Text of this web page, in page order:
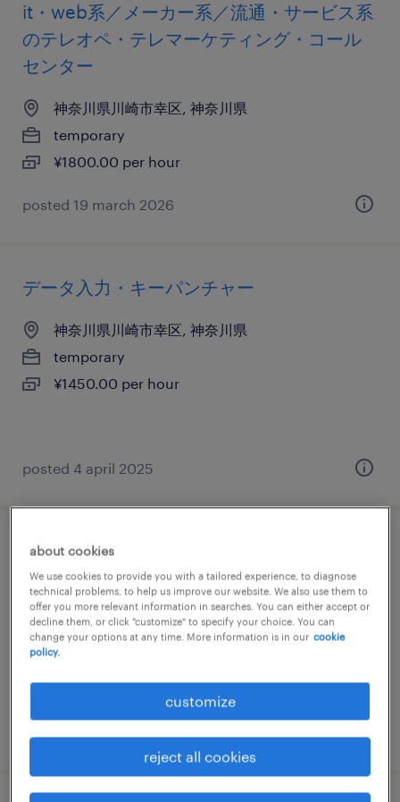
it・web系／メーカー系／流通・サービス系
のテレオペ・テレマーケティング・コール
センター
神奈川県川崎市幸区, 神奈川県
temporary
¥1800.00 per hour
posted 19 march 2026
データ入力・キーパンチャー
神奈川県川崎市幸区, 神奈川県
temporary
¥1450.00 per hour
posted 4 april 2025
その他の仕分け・ピッキング・梱包
神奈川県川崎市幸区, 神奈川県
temporary
¥1400.00 per hour
about cookies
We use cookies to provide you with a tailored experience, to diagnose
technical problems, to help us improve our website. We also use them to
offer you more relevant information in searches. You can either accept or
decline them, or click "customize" to specify your choice. You can
change your options at any time. More information is in our cookie
policy.
customize
reject all cookies